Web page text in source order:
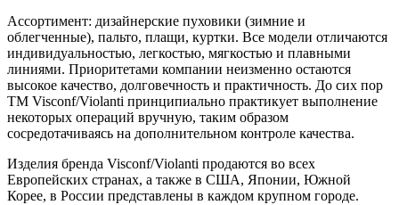
Ассортимент: дизайнерские пуховики (зимние и
облегченные), пальто, плащи, куртки. Все модели отличаются
индивидуальностью, легкостью, мягкостью и плавными
линиями. Приоритетами компании неизменно остаются
высокое качество, долговечность и практичность. До сих пор
ТМ Visconf/Violanti принципиально практикует выполнение
некоторых операций вручную, таким образом
сосредотачиваясь на дополнительном контроле качества.
Изделия бренда Visconf/Violanti продаются во всех
Европейских странах, а также в США, Японии, Южной
Корее, в России представлены в каждом крупном городе.